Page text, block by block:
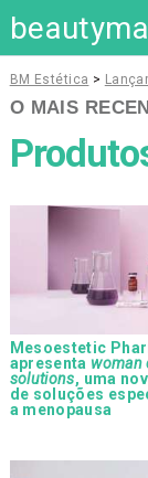
BM Estética >
O MAIS
Mesoestetic
apresenta woman
solutions, uma
de soluções
a menopausa